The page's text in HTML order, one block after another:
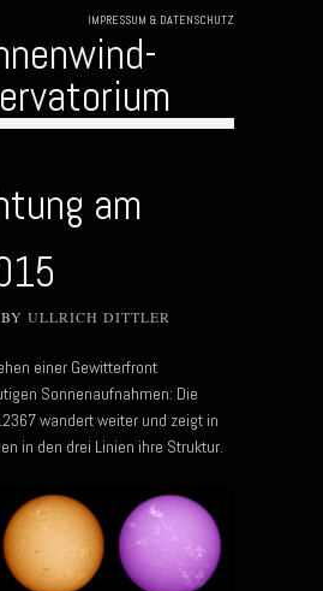
IMPRESSUM & DATENSCHUTZ
am
BY ULLRICH DITTLER
einer Gewitterfront
Sonnenaufnahmen: Die
wandert weiter und zeigt in
in den drei Linien ihre Struktur.